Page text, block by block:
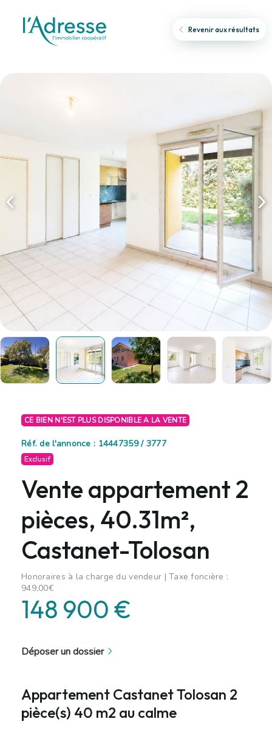
Revenir aux résultats
CE BIEN N'EST PLUS DISPONIBLE A LA VENTE
Réf. de l'annonce : 14447359 / 3777
Exclusif
Vente appartement 2
pièces, 40.31m²,
Castanet-Tolosan
Honoraires à la charge du vendeur | Taxe foncière :
949,00€
148 900 €
Déposer un dossier
Appartement Castanet Tolosan 2
pièce(s) 40 m2 au calme